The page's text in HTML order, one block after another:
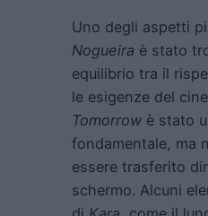
Uno degli aspetti
Nogueira è stato
equilibrio tra il
le esigenze del
Tomorrow è stato
fondamentale, ma
essere trasferito
schermo. Alcuni